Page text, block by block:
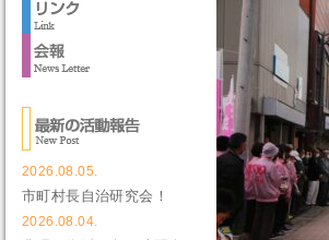
2026.08.05.
市町村長自治研究会！
2026.08.04.